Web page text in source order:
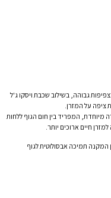
גבוהה, בשילוב שכבת ויסקו ג'ל
ציפה על המזרן.
מיוחדת, המפריד בין חום הגוף ללחות
חיים ארוכים יותר.
המקנה תמיכה אבסולוטית לגוף